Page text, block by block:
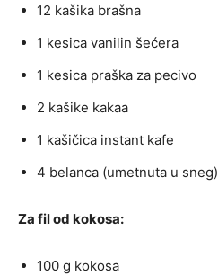
12 kašika brašna
1 kesica vanilin šećera
1 kesica praška za pecivo
2 kašike kakaa
1 kašičica instant kafe
4 belanca (umetnuta u sneg)
Za fil od kokosa:
100 g kokosa